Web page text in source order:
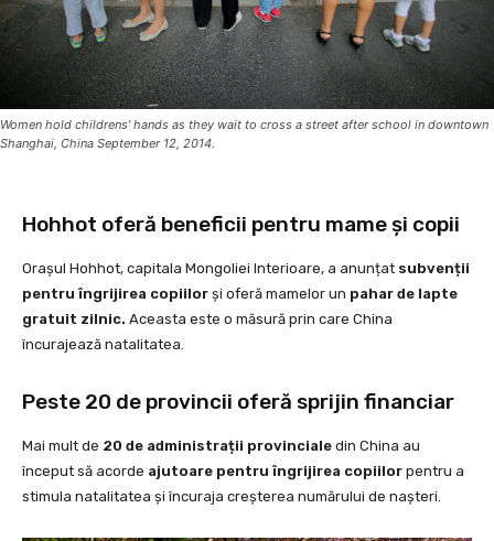
Women hold childrens' hands as they wait to cross a street after school in downtown
Shanghai, China September 12, 2014.
Hohhot oferă beneficii pentru mame și copii
Orașul Hohhot, capitala Mongoliei Interioare, a anunțat subvenții
pentru îngrijirea copiilor și oferă mamelor un pahar de lapte
gratuit zilnic. Aceasta este o măsură prin care China
încurajează natalitatea.
Peste 20 de provincii oferă sprijin financiar
Mai mult de 20 de administrații provinciale din China au
început să acorde ajutoare pentru îngrijirea copiilor pentru a
stimula natalitatea și încuraja creșterea numărului de nașteri.